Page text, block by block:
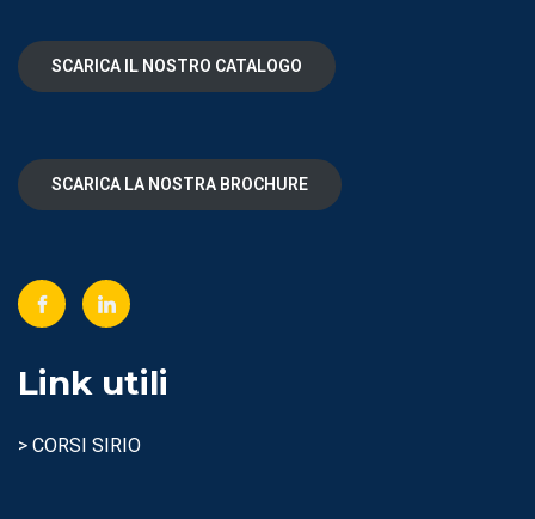
SCARICA IL NOSTRO CATALOGO
SCARICA LA NOSTRA BROCHURE
Link utili
> CORSI SIRIO